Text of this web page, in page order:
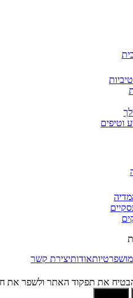
וטיפים
פרטיותאודותיצירת קשר
את תפקוד האתר ולשפר את